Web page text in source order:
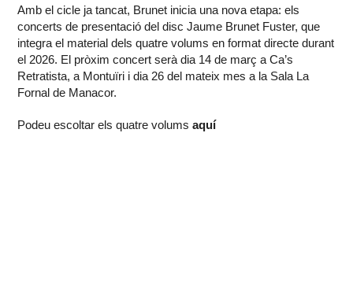
Amb el cicle ja tancat, Brunet inicia una nova etapa: els
concerts de presentació del disc Jaume Brunet Fuster, que
integra el material dels quatre volums en format directe durant
el 2026. El pròxim concert serà dia 14 de març a Ca’s
Retratista, a Montuïri i dia 26 del mateix mes a la Sala La
Fornal de Manacor.
Podeu escoltar els quatre volumsaquí